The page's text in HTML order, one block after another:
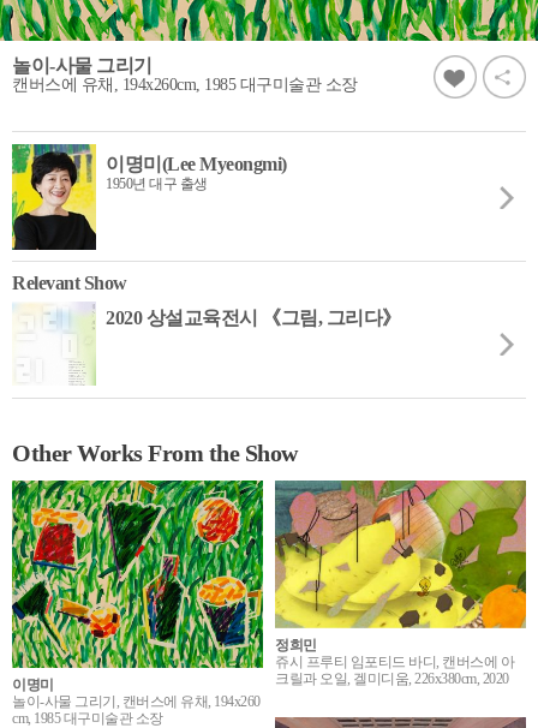
놀이-사물 그리기
캔버스에 유채, 194x260cm, 1985 대구미술관 소장
이명미(Lee Myeongmi)
1950년 대구 출생
Relevant Show
2020 상설교육전시 《그림, 그리다》
Other Works From the Show
이명미
놀이-사물 그리기, 캔버스에 유채, 194x260
cm, 1985 대구미술관 소장
정희민
쥬시 프루티 임포티드 바디, 캔버스에 아
크릴과 오일, 겔미디움, 226x380cm, 2020